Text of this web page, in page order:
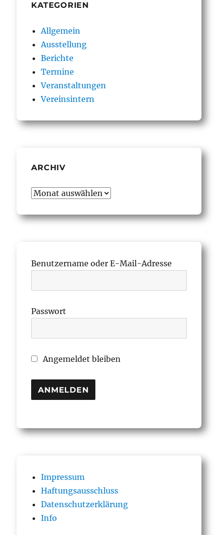
KATEGORIEN
Allgemein
Ausstellung
Berichte
Termine
Veranstaltungen
Vereinsintern
ARCHIV
Archiv
Benutzername oder E-Mail-Adresse
Passwort
Angemeldet bleiben
Impressum
Haftungsausschluss
Datenschutzerklärung
Info